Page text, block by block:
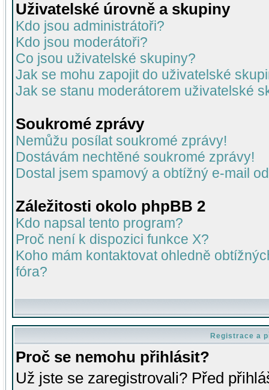
Uživatelské úrovně a skupiny
Kdo jsou administrátoři?
Kdo jsou moderátoři?
Co jsou uživatelské skupiny?
Jak se mohu zapojit do uživatelské
Jak se stanu moderátorem uživatelské
Soukromé zprávy
Nemůžu posílat soukromé zprávy!
Dostávám nechtěné soukromé zprávy!
Dostal jsem spamový a obtížný e-mail
Záležitosti okolo phpBB 2
Kdo napsal tento program?
Proč není k dispozici funkce X?
Koho mám kontaktovat ohledně
fóra?
Registrace a
Proč se nemohu přihlásit?
Už jste se zaregistrovali? Před